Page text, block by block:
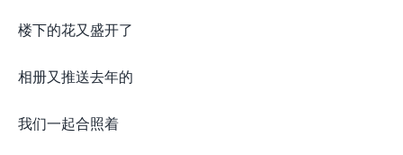
楼下的花又盛开了
相册又推送去年的
我们一起合照着